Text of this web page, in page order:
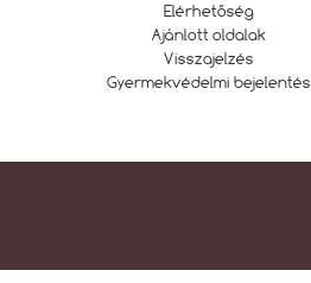
Elérhetőség
Ajánlott oldalak
Visszajelzés
Gyermekvédelmi bejelentés